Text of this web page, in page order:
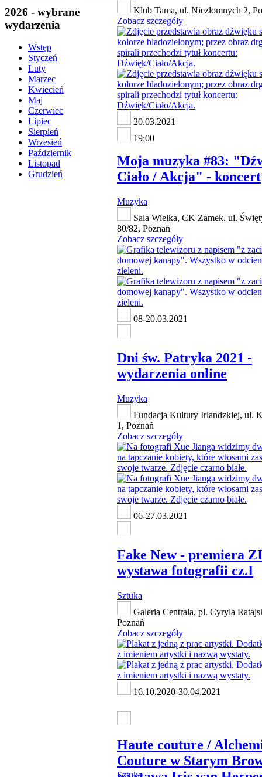
2026 - wybrane
wydarzenia
Wstęp
Styczeń
Luty
Marzec
Kwiecień
Maj
Czerwiec
Lipiec
Sierpień
Wrzesień
Październik
Listopad
Grudzień
Klub Tama, ul. Niezłomnych 2,
Zobacz szczegóły
20.03.2021
19:00
Moja muzyka #83:
Ciało / Akcja" - koncert
Muzyka
Sala Wielka, CK Zamek. ul.
80/82, Poznań
Zobacz szczegóły
08-20.03.2021
Dni św. Patryka 2021 -
wydarzenia online
Muzyka
Fundacja Kultury Irlandzkiej, ul.
1, Poznań
Zobacz szczegóły
06-27.03.2021
Fake New - premiera
wystawa fotografii cz.I
Sztuka
Galeria Centrala, pl. Cyryla
Poznań
Zobacz szczegóły
16.10.2020-30.04.2021
Haute couture /
Couture w Starym
Sztuka